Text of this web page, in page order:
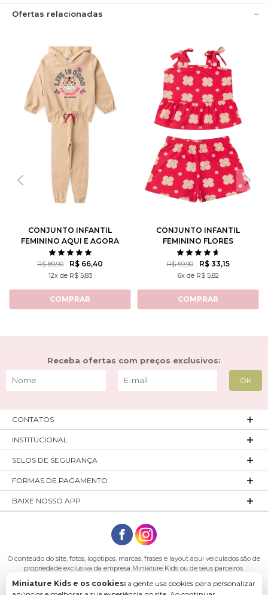
Ofertas relacionadas
CONJUNTO INFANTIL
FEMININO AQUI E AGORA
R$ 89,90 R$ 66,40
12x de R$ 5,83
COMPRAR
CONJUNTO INFANTIL
FEMININO FLORES
ROTATIVAS
R$ 59,90 R$ 33,15
6x de R$ 5,82
COMPRAR
Receba ofertas com preços exclusivos:
CONTATOS
INSTITUCIONAL
SELOS DE SEGURANÇA
FORMAS DE PAGAMENTO
BAIXE NOSSO APP
O conteúdo do site, fotos, logotipos, marcas, frases e layout aqui veiculados são de
propriedade exclusiva da empresa Miniature Kids ou de seus parceiros.
Todos os direitos reservados. Platinum Indústria de Confecções LTDA - CNPJ:
27.180.131/0001-54 Endereço: Rod. Ivo Silveira, n° 7505 - Bateias, Gaspar - SC, 89113-
Miniature Kids e os cookies: a gente usa cookies para personalizar